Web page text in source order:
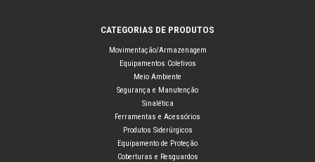
CATEGORIAS DE PRODUTOS
Movimentação/Armazenagem
Equipamentos Coletivos
Meio Ambiente
Segurança e Manutenção
Sinalética
Ferramentas e Acessórios
Produtos Siderúrgicos
Equipamento de Proteção
Coberturas e Resguardos